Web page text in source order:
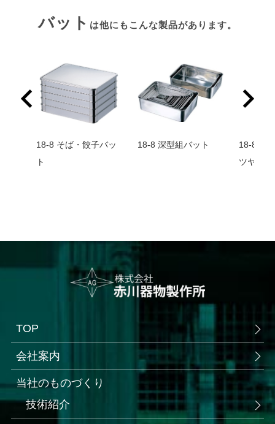
バット は他にもこんな製品があります。
18-8 そば・餃子バッ
ト
18-8 深型組バット
18-8 浅
ツヤ消し
TOP
会社案内
当社のものづくり
技術紹介